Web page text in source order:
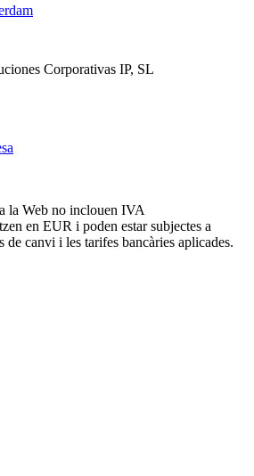
Corporativas IP, SL
la Web no inclouen IVA
en EUR i poden estar subjectes a
de canvi i les tarifes bancàries aplicades.